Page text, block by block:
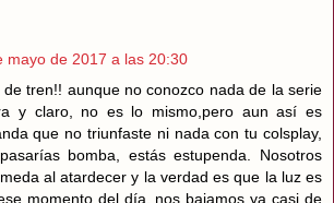
mayo de 2017 a las 20:30
de tren!! aunque no conozco nada de la serie
y claro, no es lo mismo,pero aun así es
que no triunfaste ni nada con tu colsplay,
bomba, estás estupenda. Nosotros
al atardecer y la verdad es que la luz es
momento del día, nos bajamos ya casi de